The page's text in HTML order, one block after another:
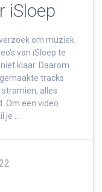
iSloep
om muziek
van iSloep te
klaar. Daarom
tracks
alles
Om een video
je …